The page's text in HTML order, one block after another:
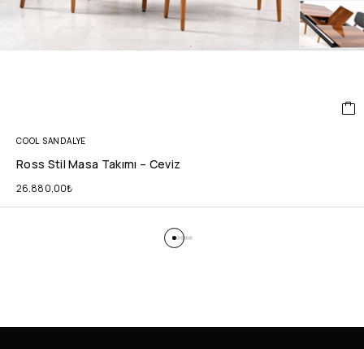
COOL SANDALYE
Ross Stil Masa Takımı – Ceviz
26.880,00₺